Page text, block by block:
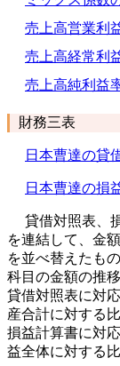
売上高営業利
売上高経常利
売上高純利益
財務三表
日本曹達の貸
日本曹達の損
貸借対照表、
を連結して、金
を並べ替えたも
科目の金額の推
貸借対照表に対
産合計に対する
損益計算書に対
益全体に対する